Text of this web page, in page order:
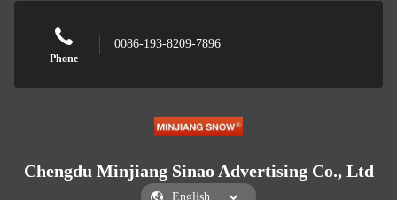
Phone
0086-193-8209-7896
Chengdu Minjiang Sinao Advertising Co., Ltd